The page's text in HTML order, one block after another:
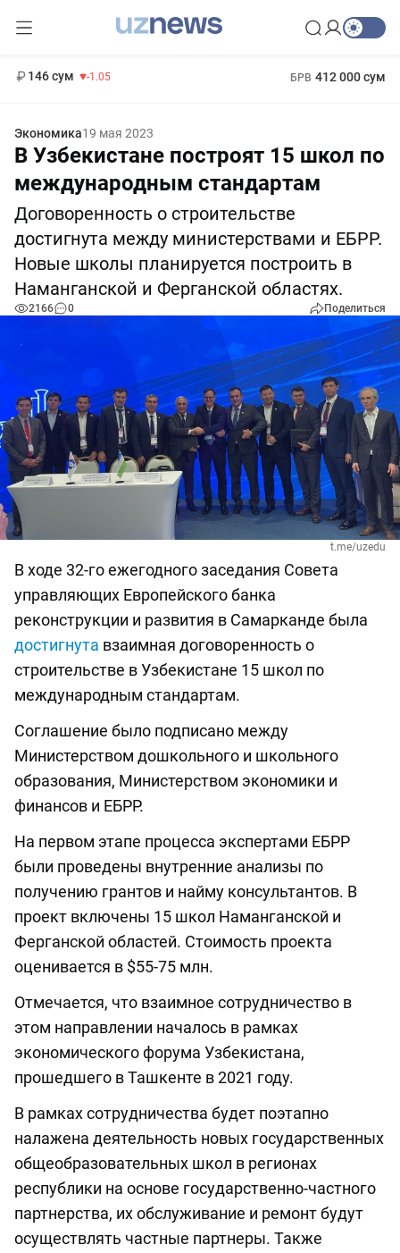
146 сум -1.05 БРВ 412 000 сум
Экономика19 мая 2023
В Узбекистане построят 15 школ по
международным стандартам
Договоренность о строительстве
достигнута между министерствами и ЕБРР.
Новые школы планируется построить в
Наманганской и Ферганской областях.
2166 0 Поделиться
t.me/uzedu
В ходе 32-го ежегодного заседания Совета
управляющих Европейского банка
реконструкции и развития в Самарканде была
достигнута взаимная договоренность о
строительстве в Узбекистане 15 школ по
международным стандартам.
Соглашение было подписано между
Министерством дошкольного и школьного
образования, Министерством экономики и
финансов и ЕБРР.
На первом этапе процесса экспертами ЕБРР
были проведены внутренние анализы по
получению грантов и найму консультантов. В
проект включены 15 школ Наманганской и
Ферганской областей. Стоимость проекта
оценивается в $55-75 млн.
Отмечается, что взаимное сотрудничество в
этом направлении началось в рамках
экономического форума Узбекистана,
прошедшего в Ташкенте в 2021 году.
В рамках сотрудничества будет поэтапно
налажена деятельность новых государственных
общеобразовательных школ в регионах
республики на основе государственно-частного
партнерства, их обслуживание и ремонт будут
осуществлять частные партнеры. Также